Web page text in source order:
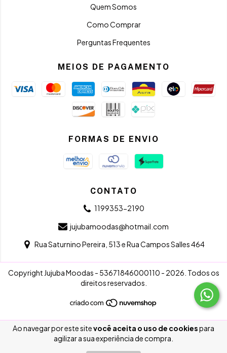
Ao navegar por este sitevocê aceita o uso de cookiespara
agilizar a sua experiência de compra.
Quem Somos
Como Comprar
Perguntas Frequentes
MEIOS DE PAGAMENTO
FORMAS DE ENVIO
CONTATO
1199353-2190
jujubamoodas@hotmail.com
Rua Saturnino Pereira, 513 e Rua Campos Salles 464
Copyright Jujuba Moodas - 53671846000110 - 2026. Todos os
direitos reservados.